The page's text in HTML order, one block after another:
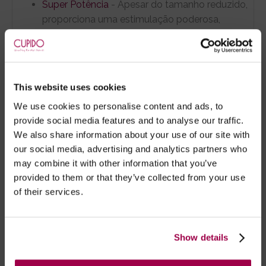
This website uses cookies
We use cookies to personalise content and ads, to
provide social media features and to analyse our traffic.
We also share information about your use of our site with
our social media, advertising and analytics partners who
may combine it with other information that you’ve
provided to them or that they’ve collected from your use
of their services.
Show details
Super Potência - Apesar do tamanho reduzido,
proporciona uma estimulação poderosa,
um clímax inesquecível.
permite alternar rapidamente entre os modos
de vibração, tornando a experiência simples e
intuitiva.
Discrição Total - Silenciosa e discreta,
garante momentos de prazer espontâneos
sem chamar a atenção.